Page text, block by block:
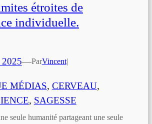
étroites de
individuelle.
—ParVincent|
MÉDIAS, CERVEAU
, SAGESSE
seule humanité partageant une seule